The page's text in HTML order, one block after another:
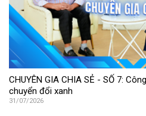
CHUYÊN GIA CHIA SẺ - SỐ 7:
chuyển đổi xanh
31/07/2026